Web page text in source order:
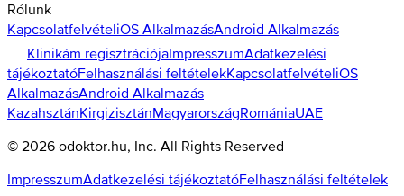
Rólunk
KapcsolatfelvételiOS AlkalmazásAndroid Alkalmazás
Klinikám regisztrációjaImpresszumAdatkezelési
tájékoztatóFelhasználási feltételekKapcsolatfelvételiOS
AlkalmazásAndroid Alkalmazás
KazahsztánKirgizisztánMagyarországRomániaUAE
© 2026 odoktor.hu, Inc. All Rights Reserved
ImpresszumAdatkezelési tájékoztatóFelhasználási feltételek